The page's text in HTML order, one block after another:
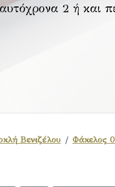
2 ή και
Βενιζέλου Φάκελος